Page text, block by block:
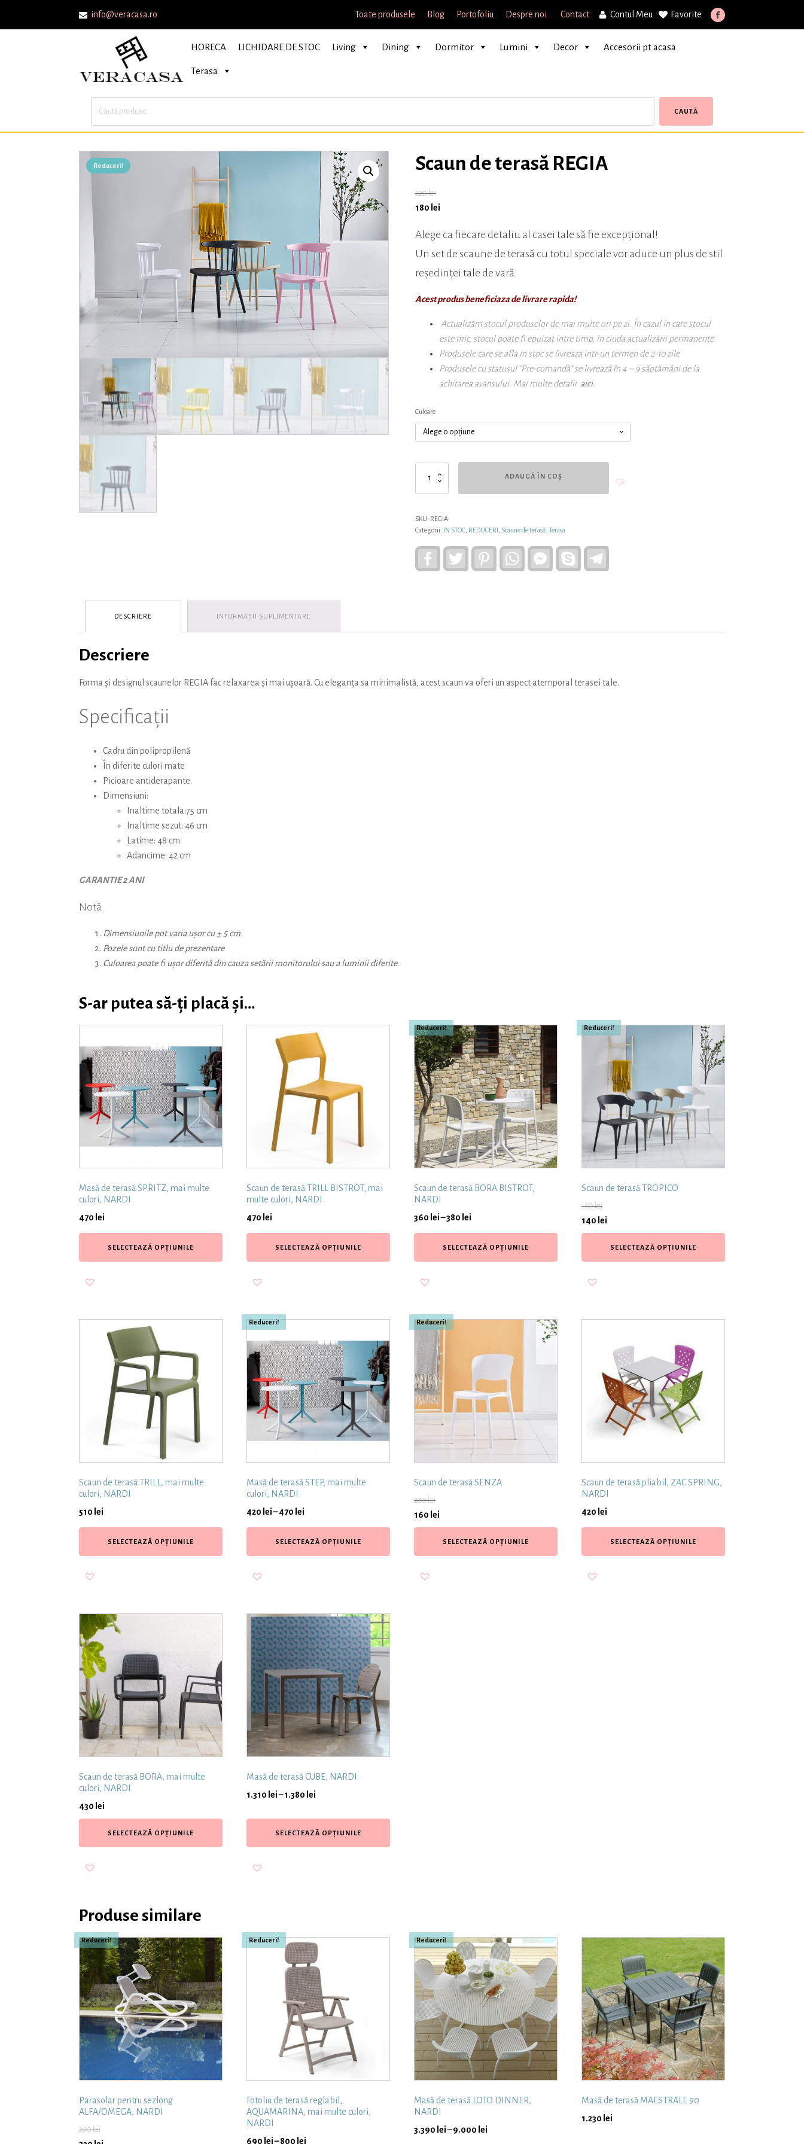
info@veracasa.ro Toate produsele Blog Portofoliu Despre noi Contact Contul Meu Favorite
HORECA LICHIDARE DE STOC Living Dining Dormitor Lumini Decor Accesorii pt acasa
Terasa
Caută
CAUTĂ
Reduceri! Scaun de terasă REGIA
220lei
180 lei
Alege ca fiecare detaliu al casei tale să fie excepțional!
Un set de scaune de terasă cu totul speciale vor aduce un plus de stil
reședinței tale de vară.
Acest produs beneficiaza de livrare rapida!
Actualizăm stocul produselor de mai multe ori pe zi. În cazul în care stocul
este mic, stocul poate fi epuizat intre timp, în ciuda actualizării permanente.
Produsele care se afla in stoc se livreaza intr-un termen de 2-10 zile
Produsele cu statusul "Pre-comandă" se livrează în 4 – 9 săptămâni de la
achitarea avansului. Mai multe detalii aici.
Culoare
Cantitate
de
REGIA
ADAUGĂ ÎN COȘ
SKU: REGIA
Categorii:
IN STOC, REDUCERI , Scaune de terasă, Terasa
FacebookTwitter Pinterest WhatsAppFacebook
Messenger
Skype
DESCRIERE INFORMAȚII SUPLIMENTARE
Descriere
Forma și designul scaunelor REGIA fac relaxarea și mai ușoară. Cu eleganța sa minimalistă, acest scaun va oferi un aspect atemporal terasei tale.
Specificații
Cadru din polipropilenă
În diferite culori mate
Picioare antiderapante.
Dimensiuni:
Inaltime totala:75 cm
Inaltime sezut: 46 cm
Latime: 48 cm
Adancime: 42 cm
GARANTIE 2 ANI
Notă
Dimensiunile pot varia ușor cu ± 5 cm.
Pozele sunt cu titlu de prezentare
Culoarea poate fi ușor diferită din cauza setării monitorului sau a luminii diferite.
S-ar putea să-ți placă și…
Masă de terasă SPRITZ, mai multe
culori, NARDI
470 lei
SELECTEAZĂ OPȚIUNILE
Scaun de terasă TRILL BISTROT, mai
multe culori, NARDI
470 lei
SELECTEAZĂ OPȚIUNILE
Reduceri!
Scaun de terasă BORA BISTROT,
NARDI
360 lei–380 lei
SELECTEAZĂ OPȚIUNILE
Reduceri!
Scaun de terasă TROPICO
160lei
140 lei
SELECTEAZĂ OPȚIUNILE
Scaun de terasă TRILL, mai multe
culori, NARDI
510 lei
SELECTEAZĂ OPȚIUNILE
Reduceri!
Masă de terasă STEP, mai multe
culori, NARDI
420 lei–470 lei
SELECTEAZĂ OPȚIUNILE
Reduceri!
Scaun de terasă SENZA
200lei
160 lei
SELECTEAZĂ OPȚIUNILE
Scaun de terasă pliabil, ZAC SPRING,
NARDI
420 lei
SELECTEAZĂ OPȚIUNILE
Scaun de terasă BORA, mai multe
culori, NARDI
430 lei
SELECTEAZĂ OPȚIUNILE
Masă de terasă CUBE, NARDI
1.310 lei–1.380 lei
SELECTEAZĂ OPȚIUNILE
Produse similare
Reduceri!
Parasolar pentru sezlong
ALFA/OMEGA, NARDI
290lei
Reduceri!
Fotoliu de terasă reglabil,
AQUAMARINA, mai multe culori,
NARDI
690 lei–800 lei
Reduceri!
Masă de terasă LOTO DINNER,
NARDI
3.390 lei–9.000 lei
Masă de terasă MAESTRALE 90
1.230 lei